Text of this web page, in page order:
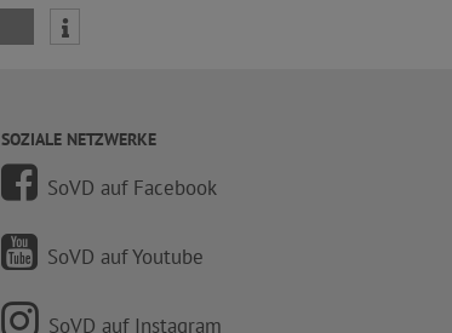
SOZIALE NETZWERKE
SoVD auf Facebook
SoVD auf Youtube
SoVD auf Instagram